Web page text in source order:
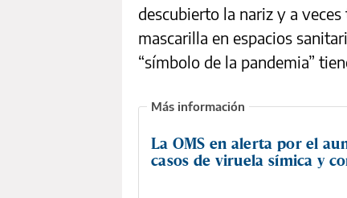
descubierto la nariz y a
mascarilla en espacios
“símbolo de la pandemia”
La OMS en alerta por el
casos de viruela símica y